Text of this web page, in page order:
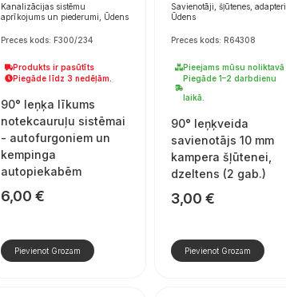
Kanalizācijas sistēmu
aprīkojums un piederumi, Ūdens
Preces kods: F300/234
Produkts ir pasūtīts
Piegāde līdz 3 nedēļām.
90° leņķa līkums
notekcauruļu sistēmai
- autofurgoniem un
kempinga
autopiekabēm
6,00€
Pievienot Grozam
Savienotāji, šļūtenes, adapteri,
Ūdens
Preces kods: R64308
Pieejams mūsu noliktavā
Piegāde 1–2 darbdienu
laikā.
90° leņķveida
savienotājs 10 mm
kampera šļūtenei,
dzeltens (2 gab.)
3,00 €
Pievienot Grozam